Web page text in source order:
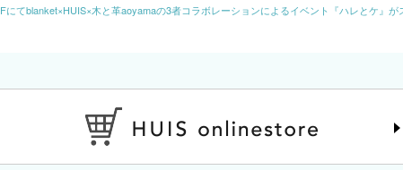
てblanket×HUIS×木と革aoyamaの3者コラボレーションによるイベント『ハレとケ』が